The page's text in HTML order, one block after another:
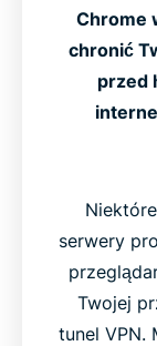
Chrome
chronić
przed
serwery
Twojej
tunel VPN.